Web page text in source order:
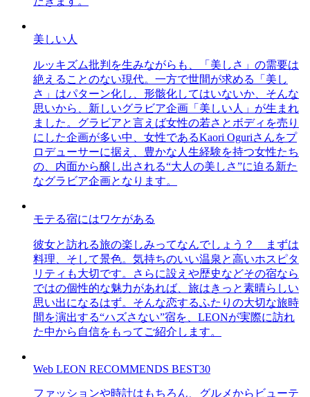
美しい人
ルッキズム批判を生みながらも、「美しさ」の需要は
絶えることのない現代。一方で世間が求める「美し
さ」はパターン化し、形骸化してはいないか、そんな
思いから、新しいグラビア企画「美しい人」が生まれ
ました。グラビアと言えば女性の若さとボディを売り
にした企画が多い中、女性であるKaori Oguriさんをプ
ロデューサーに据え、豊かな人生経験を持つ女性たち
の、内面から醸し出される“大人の美しさ”に迫る新た
なグラビア企画となります。
モテる宿にはワケがある
彼女と訪れる旅の楽しみってなんでしょう？ まずは
料理、そして景色。気持ちのいい温泉と高いホスピタ
リティも大切です。さらに設えや歴史などその宿なら
ではの個性的な魅力があれば、旅はきっと素晴らしい
思い出になるはず。そんな恋するふたりの大切な旅時
間を演出する“ハズさない”宿を、LEONが実際に訪れ
た中から自信をもってご紹介します。
Web LEON RECOMMENDS BEST30
ファッションや時計はもちろん、グルメからビューテ